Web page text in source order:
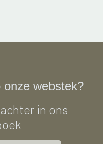
onze webstek?
in ons